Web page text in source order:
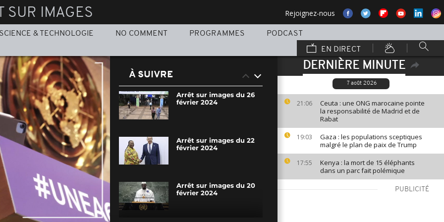
SUR IMAGES Rejoignez-nous
SCIENCE & TECHNOLOGIE NO COMMENT PROGRAMMES
PODCAST
EN DIRECT
DERNIÈRE MINUTE
7 août 2026
21:06
Ceuta : une ONG marocaine pointe
la responsabilité de Madrid et de
Rabat
19:03
Gaza : les populations sceptiques
malgré le plan de paix de Trump
17:55
Kenya : la mort de 15 éléphants
dans un parc fait polémique
PUBLICITÉ
À SUIVRE
Arrêt sur images du 26
février 2024
Arrêt sur images du 22
février 2024
Arrêt sur images du 20
février 2024